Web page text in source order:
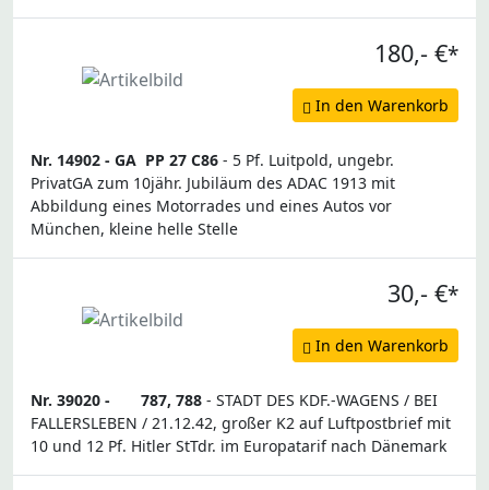
180,- €*
In den Warenkorb
Nr. 14902 - GA PP 27 C86 - 5 Pf. Luitpold, ungebr.
PrivatGA zum 10jähr. Jubiläum des ADAC 1913 mit
Abbildung eines Motorrades und eines Autos vor
München, kleine helle Stelle
30,- €*
In den Warenkorb
Nr. 39020 - 787, 788 - STADT DES KDF.-WAGENS / BEI
FALLERSLEBEN / 21.12.42, großer K2 auf Luftpostbrief mit
10 und 12 Pf. Hitler StTdr. im Europatarif nach Dänemark